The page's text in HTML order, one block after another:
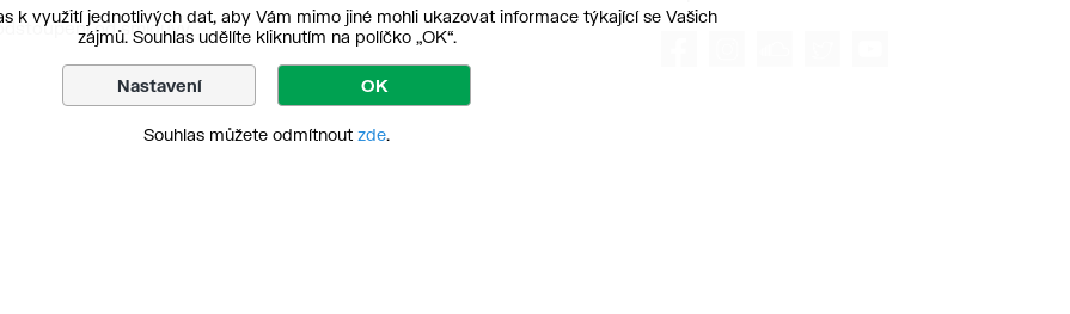
od smlouvy
k využití jednotlivých dat, aby Vám mimo jiné mohli ukazovat informace týkající se Vašich
zájmů. Souhlas udělíte kliknutím na políčko „OK“.
Nastavení OK
Souhlas můžete odmítnout zde.